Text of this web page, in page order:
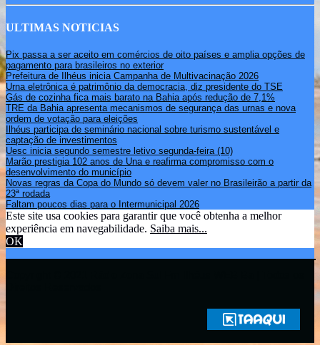
ULTIMAS NOTICIAS
Pix passa a ser aceito em comércios de oito países e amplia opções de
pagamento para brasileiros no exterior
Prefeitura de Ilhéus inicia Campanha de Multivacinação 2026
Urna eletrônica é patrimônio da democracia, diz presidente do TSE
Gás de cozinha fica mais barato na Bahia após redução de 7,1%
TRE da Bahia apresenta mecanismos de segurança das urnas e nova
ordem de votação para eleições
Ilhéus participa de seminário nacional sobre turismo sustentável e
captação de investimentos
Uesc inicia segundo semestre letivo segunda-feira (10)
Marão prestigia 102 anos de Una e reafirma compromisso com o
desenvolvimento do município
Novas regras da Copa do Mundo só devem valer no Brasileirão a partir da
23ª rodada
Faltam poucos dias para o Intermunicipal 2026
Este site usa cookies para garantir que você obtenha a melhor
experiência em navegabilidade. Saiba mais...
OK